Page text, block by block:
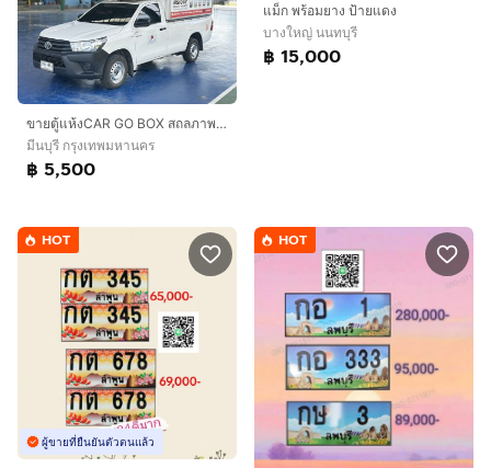
ขายตู้แห้งCAR GO BOX สถลภาพ90%ภายในสวยไม่มีแตกร้าว
มีนบุรี กรุงเทพมหานคร
฿ 5,500
แม็ก พร้อมยาง ป้ายแดง
บางใหญ่ นนทบุรี
฿ 15,000
HOT
ผู้ขายที่ยืนยันตัวตนแล้ว
HOT